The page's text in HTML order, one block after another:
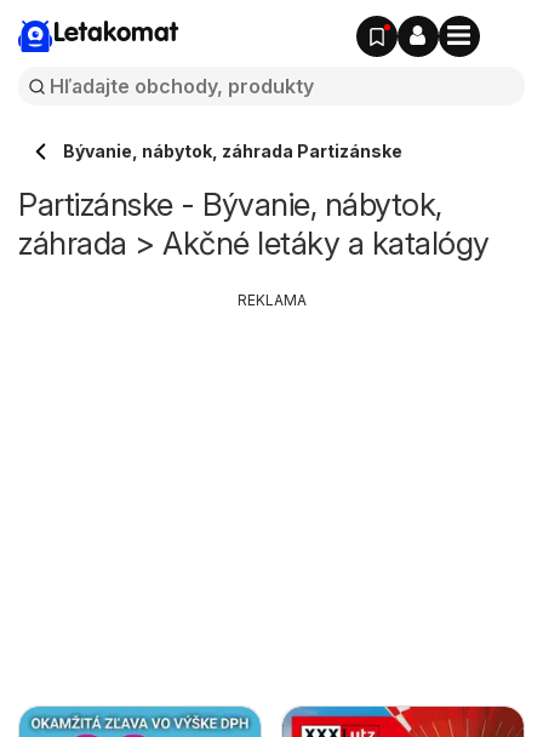
Letakomat
Bývanie, nábytok, záhrada Partizánske
Partizánske - Bývanie, nábytok,
záhrada > Akčné letáky a katalógy
REKLAMA